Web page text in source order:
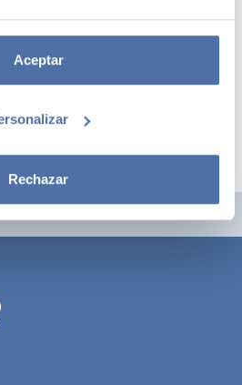
Aceptar
Rechazar
un botón en el mango, que también
un sistema de cierre con velcro.
cerrado: 7 x 30 x 7 cm. Medidas
57 cm de alto.